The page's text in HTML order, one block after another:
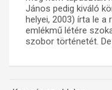
János pedig kiváló
helyei, 2003) írta le a
emlékmű létére
szobor történetét.